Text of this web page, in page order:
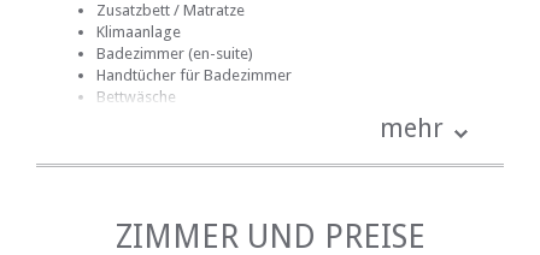
Zusatzbett / Matratze
Klimaanlage
Badezimmer (en-suite)
Handtücher für Badezimmer
Bettwäsche
Haartrockner
Internetverbindung (drahtlos)
Terrasse / Veranda / Balkon
mehr
ZIMMER UND PREISE